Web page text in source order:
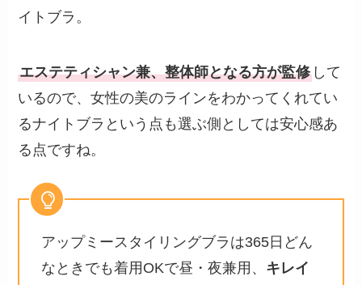
イトブラ。
エステティシャン兼、整体師となる方が監修 して
いるので、女性の美のラインをわかってくれてい
るナイトブラという点も選ぶ側としては安心感あ
る点ですね。
アップミースタイリングブラは365日どん
なときでも着用OKで昼・夜兼用、 キレイ